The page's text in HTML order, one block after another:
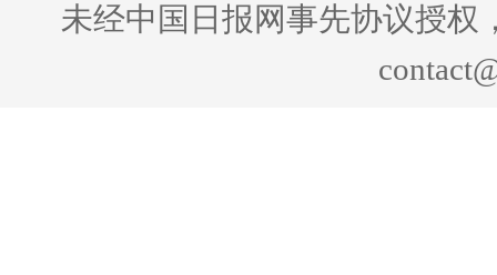
未经中国日报网事先协议授权